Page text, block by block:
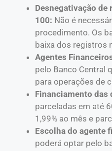
Desnegativação de
100: Não é
procedimento. Os
baixa dos registros
Agentes
pelo Banco Central
para operações de
Financiamento das
parceladas em até
1,99% ao mês e
Escolha do agente
poderá optar pelo